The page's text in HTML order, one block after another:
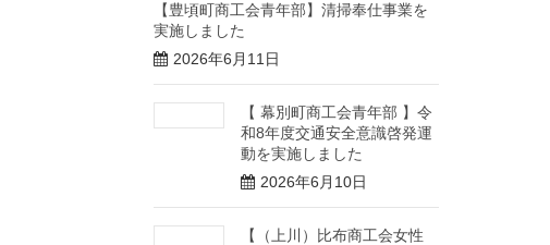
【豊頃町商工会青年部】清掃奉仕事業を
実施しました
2026年6月11日
【 幕別町商工会青年部 】令
和8年度交通安全意識啓発運
動を実施しました
2026年6月10日
【（上川）比布商工会女性